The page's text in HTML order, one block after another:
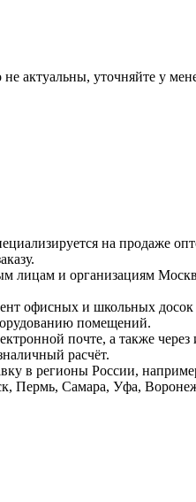
актуальны, уточняйте у
на продаже
лицам и организациям
офисных и школьных
помещений.
почте, а также
расчёт.
в регионы России,
Пермь, Самара, Уфа,